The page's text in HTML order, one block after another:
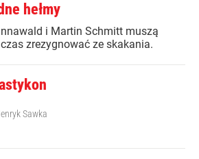
hełmy
i Martin Schmitt muszą
zrezygnować ze skakania.
Sawka